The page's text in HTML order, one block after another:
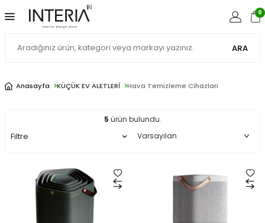
ARA
0
Anasayfa KÜÇÜK EV ALETLERİ Hava Temizleme Cihazları
Temizleme
Cihazları
Filtre
5 ürün bulundu.